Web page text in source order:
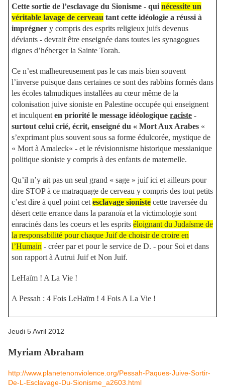
Cette sortie de l’esclavage du Sionisme - qui nécessite un
véritable lavage de cerveau tant cette idéologie a réussi à
imprégner y compris des esprits religieux juifs devenus
déviants - devrait être enseignée dans toutes les synagogues
dignes d’héberger la Sainte Torah.
Ce n’est malheureusement pas le cas mais bien souvent
l’inverse puisque dans certaines ce sont des rabbins formés dans
les écoles talmudiques installées au cœur même de la
colonisation juive sioniste en Palestine occupée qui enseignent
et inculquent en priorité le message idéologique raciste -
surtout celui crié, écrit, enseigné du « Mort Aux Arabes «
s’exprimant plus souvent sous sa forme édulcorée, mystique de
« Mort à Amaleck« - et le révisionnisme historique messianique
politique sioniste y compris à des enfants de maternelle.
Qu’il n’y ait pas un seul grand « sage » juif ici et ailleurs pour
dire STOP à ce matraquage de cerveau y compris des tout petits
c’est dire à quel point cet esclavage sioniste cette traversée du
désert cette errance dans la paranoïa et la victimologie sont
enracinés dans les coeurs et les esprits éloignant du Judaïsme de
la responsabilité pour chaque Juif de choisir de croire en
l’Humain - créer par et pour le service de D. - pour Soi et dans
son rapport à Autrui Juif et Non Juif.
LeHaïm ! A La Vie !
A Pessah : 4 Fois LeHaïm ! 4 Fois A La Vie !
Jeudi 5 Avril 2012
Myriam Abraham
http://www.planetenonviolence.org/Pessah-Paques-Juive-Sortir-
De-L-Esclavage-Du-Sionisme_a2603.html